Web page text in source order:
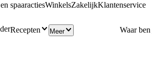
spaaractiesWinkelsZakelijkKlantenservice
Recepten Meer